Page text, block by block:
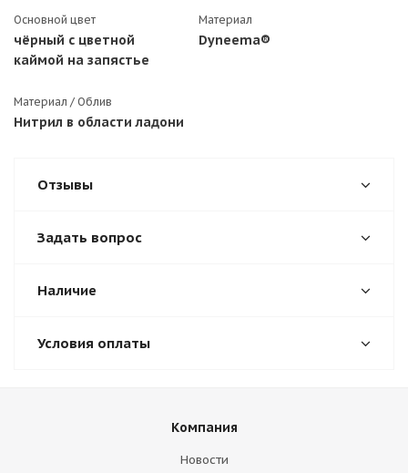
Основной цвет
чёрный с цветной
каймой на запястье
Материал
Dyneema®
Материал / Облив
Нитрил в области ладони
Отзывы
Задать вопрос
Наличие
Условия оплаты
Компания
Новости